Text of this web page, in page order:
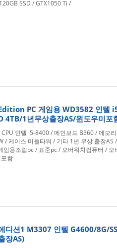
SSD / GTX1050 Ti /
PC 게임용 WD3582 인텔
4TB/1년무상출장AS/윈도우미포
인텔 i5-8400 / 메인보드 B360 / 메모
/ 케이스 미들타워 / 기타 1년 무상 출장AS
용조립pc / 표준pc / 오버워치컴퓨터 / 오
함
디션1 M3307 인텔 G4600/8G/
장AS)